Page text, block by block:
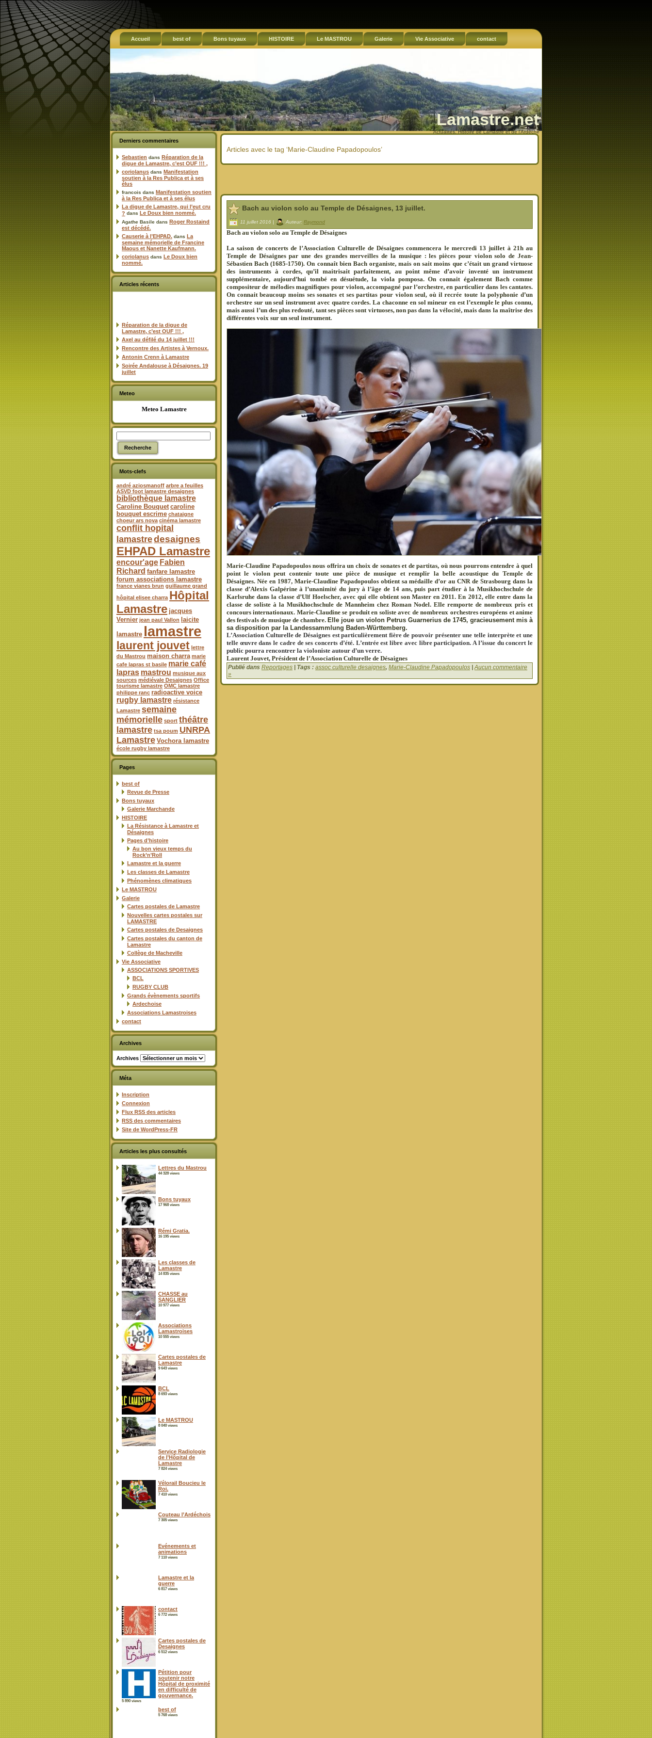
Accueil best of Bons tuyaux HISTOIRE Le MASTROU Galerie Vie Associative contact
Lamastre.net
Actualités, Histoire de Lamastre et de l'Ardèche
Derniers commentaires
Sebastien dans Réparation de la
digue de Lamastre, c’est OUF !!! ,
coriolanus dans Manifestation
soutien à la Res Publica et à ses
élus
francois dans Manifestation soutien
à la Res Publica et à ses élus
La digue de Lamastre, qui l’eut cru
? dans Le Doux bien nommé.
Agathe Basile dans Roger Rostaind
est décédé.
Causerie à l’EHPAD. dans La
semaine mémorielle de Francine
Maous et Nanette Kaufmann.
coriolanus dans Le Doux bien
nommé.
Articles récents
Réparation de la digue de
Lamastre, c’est OUF !!! ,
Axel au défilé du 14 juillet !!!
Rencontre des Artistes à Vernoux.
Antonin Crenn à Lamastre
Soirée Andalouse à Désaignes. 19
juillet
Meteo
Meteo Lamastre
Mots-clefs
andré aziosmanoff arbre a feuilles
ASVD foot lamastre desaignes
bibliothèque lamastre
Caroline Bouquet caroline
bouquet escrime chataigne
choeur ars nova cinéma lamastre
conflit hopital
lamastredesaignes
EHPAD Lamastre
encour'age Fabien
Richard fanfare lamastre
forum associations lamastre
france vianes brun guillaume grand
hôpital elisee charra Hôpital
Lamastre jacques
Vernier jean paul Vallon
laicite
lamastre lamastre
laurent jouvet lettre
du Mastrou maison charra marie
cafe lapras st basile marie café
lapras mastrou musique aux
sources médiévale Desaignes Office
tourisme lamastre OMC lamastre
philippe ranc radioactive voice
rugby lamastre résistance
Lamastre semaine
mémorielle sport théâtre
lamastre tsa poum UNRPA
Lamastre Vochora lamastre
école rugby lamastre
Pages
best of
Revue de Presse
Bons tuyaux
Galerie Marchande
HISTOIRE
La Résistance à Lamastre et
Désaignes
Pages d’histoire
Au bon vieux temps du
Rock’n’Roll
Lamastre et la guerre
Les classes de Lamastre
Phénomènes climatiques
Le MASTROU
Galerie
Cartes postales de Lamastre
Nouvelles cartes postales sur
LAMASTRE
Cartes postales de Desaignes
Cartes postales du canton de
Lamastre
Collège de Macheville
Vie Associative
ASSOCIATIONS SPORTIVES
BCL
RUGBY CLUB
Grands évènements sportifs
Ardechoise
Associations Lamastroises
contact
Archives
Archives
Méta
Inscription
Connexion
Flux RSS des articles
RSS des commentaires
Site de WordPress-FR
Articles les plus consultés
Lettres du Mastrou
44 328 views
Bons tuyaux
17 968 views
Rémi Gratia.
16 195 views
Les classes de
Lamastre
14 835 views
CHASSE au
SANGLIER
10 977 views
Associations
Lamastroises
10 555 views
Cartes postales de
Lamastre
9 643 views
BCL
8 693 views
Le MASTROU
8 040 views
Service Radiologie
de l’Hôpital de
Lamastre
7 824 views
Vélorail Boucieu le
Roi.
7 410 views
Couteau l’Ardéchois
7 305 views
Evénements et
animations
7 110 views
Lamastre et la
guerre
6 817 views
contact
6 772 views
Cartes postales de
Desaignes
6 512 views
Pétition pour
soutenir notre
Hôpital de proximité
en difficulté de
gouvernance.
5 890 views
best of
5 768 views
Articles avec le tag ‘Marie-Claudine Papadopoulos’
Bach au violon solo au Temple de Désaignes, 13 juillet.
11 juillet 2016 | Auteur: Raymond
Bach au violon solo au Temple de Désaignes
La saison de concerts de l’Association Culturelle de Désaignes commencera le mercredi 13 juillet à 21h au
Temple de Désaignes par une des grandes merveilles de la musique : les pièces pour violon solo de Jean-
Sébastien Bach (1685-1750). On connaît bien Bach organiste, mais on sait moins que c’était un grand virtuose
des instruments à cordes, qu’il maitrisait parfaitement, au point même d’avoir inventé un instrument
supplémentaire, aujourd’hui tombé en désuétude, la viola pomposa. On connait également Bach comme
compositeur de mélodies magnifiques pour violon, accompagné par l’orchestre, en particulier dans les cantates.
On connait beaucoup moins ses sonates et ses partitas pour violon seul, où il recrée toute la polyphonie d’un
orchestre sur un seul instrument avec quatre cordes. La chaconne en sol mineur en est l’exemple le plus connu,
mais aussi l’un des plus redouté, tant ses pièces sont virtuoses, non pas dans la vélocité, mais dans la maîtrise des
différentes voix sur un seul instrument.
Marie-Claudine Papadopoulos nous offrira un choix de sonates et de partitas, où nous pourrons entendre à quel
point le violon peut contenir toute une pièce de musique et remplir la belle acoustique du Temple de
Désaignes. Née en 1987, Marie-Claudine Papadopoulos obtient sa médaille d’or au CNR de Strasbourg dans la
classe d’Alexis Galpérine à l’unanimité du jury à l’âge de 14 ans, puis part étudier à la Musikhochschule de
Karlsruhe dans la classe d’Ulf Hoelscher, avec qui elle obtient son Master en 2011. En 2012, elle entre dans la
classe de soliste à la Musikhochschule de Mannheim chez Roman Nodel. Elle remporte de nombreux pris et
concours internationaux. Marie-Claudine se produit en soliste avec de nombreux orchestres européens et anime
des festivals de musique de chambre. Elle joue un violon Petrus Guarnerius de 1745, gracieusement mis à
sa disposition par la Landessammlung Baden-Württemberg.
L’Association Culturelle de Désaignes est particulièrement fière de pouvoir présenter une telle interprète et une
telle œuvre dans le cadre de ses concerts d’été. L’entrée est libre avec libre participation. A l’issue du concert le
public pourra rencontrer la violoniste autour d’un verre.
Laurent Jouvet, Président de l’Association Culturelle de Désaignes
Publié dans Reportages | Tags : assoc culturelle desaignes, Marie-Claudine Papadopoulos |Aucun commentaire
»